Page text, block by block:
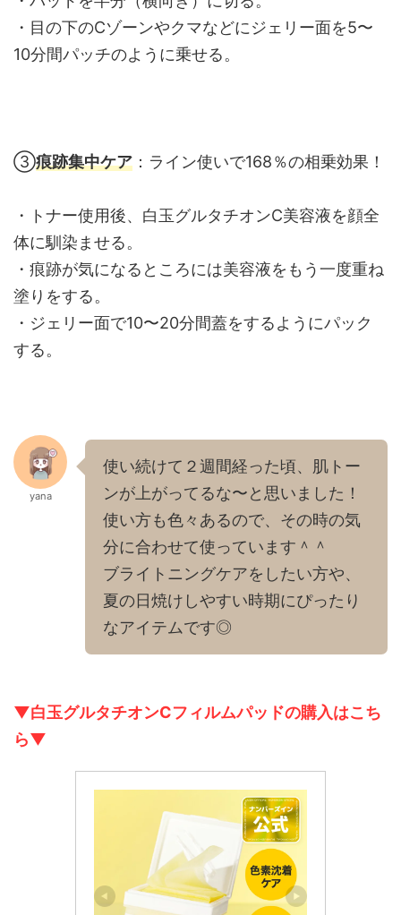
・目の下のCゾーンやクマなどにジェリー面を5〜
10分間パッチのように乗せる。
③痕跡集中ケア ：ライン使いで168％の相乗効果！
・トナー使用後、白玉グルタチオンC美容液を顔全
体に馴染ませる。
・痕跡が気になるところには美容液をもう一度重ね
塗りをする。
・ジェリー面で10〜20分間蓋をするようにパック
する。
yana
使い続けて２週間経った頃、肌トー
ンが上がってるな〜と思いました！
使い方も色々あるので、その時の気
分に合わせて使っています＾＾
ブライトニングケアをしたい方や、
夏の日焼けしやすい時期にぴったり
なアイテムです◎
▼白玉グルタチオンCフィルムパッドの購入はこち
ら▼